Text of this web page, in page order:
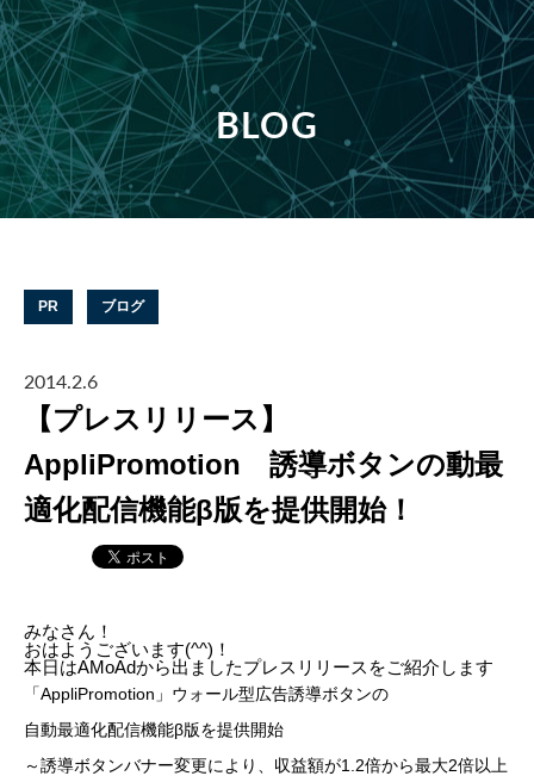
BLOG
PR ブログ
2014.2.6
【プレスリリース】
AppliPromotion 誘導ボタンの動最
適化配信機能β版を提供開始！
みなさん！
おはようございます(^^)！
本日はAMoAdから出ましたプレスリリースをご紹介します
「AppliPromotion」ウォール型広告誘導ボタンの
自動最適化配信機能β版を提供開始
～誘導ボタンバナー変更により、収益額が1.2倍から最大2倍以上